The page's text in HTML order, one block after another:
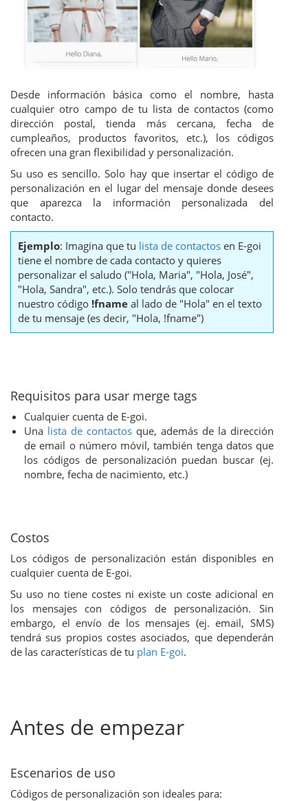
Desde información básica como el nombre, hasta
cualquier otro campo de tu lista de contactos (como
dirección postal, tienda más cercana, fecha de
cumpleaños, productos favoritos, etc.), los códigos
ofrecen una gran flexibilidad y personalización.
Su uso es sencillo. Solo hay que insertar el código de
personalización en el lugar del mensaje donde desees
que aparezca la información personalizada del
contacto.
Ejemplo: Imagina que tu lista de contactos en E-goi
tiene el nombre de cada contacto y quieres
personalizar el saludo ("Hola, Maria", "Hola, José",
"Hola, Sandra", etc.). Solo tendrás que colocar
nuestro código !fname al lado de "Hola" en el texto
de tu mensaje (es decir, "Hola, !fname")
Requisitos para usar merge tags
Cualquier cuenta de E-goi.
Una lista de contactos que, además de la dirección
de email o número móvil, también tenga datos que
los códigos de personalización puedan buscar (ej.
nombre, fecha de nacimiento, etc.)
Costos
Los códigos de personalización están disponibles en
cualquier cuenta de E-goi.
Su uso no tiene costes ni existe un coste adicional en
los mensajes con códigos de personalización. Sin
embargo, el envío de los mensajes (ej. email, SMS)
tendrá sus propios costes asociados, que dependerán
de las características de tu plan E-goi.
Antes de empezar
Escenarios de uso
Códigos de personalización son ideales para: